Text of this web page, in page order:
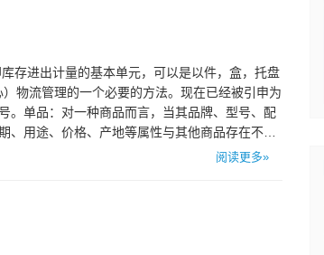
存进出计量的基本单元，可以是以件，盒，托盘
物流管理的一个必要的方法。现在已经被引申为
。单品：对一种商品而言，当其品牌、型号、配
用途、价格、产地等属性与其他商品存在不同
阅读更多»